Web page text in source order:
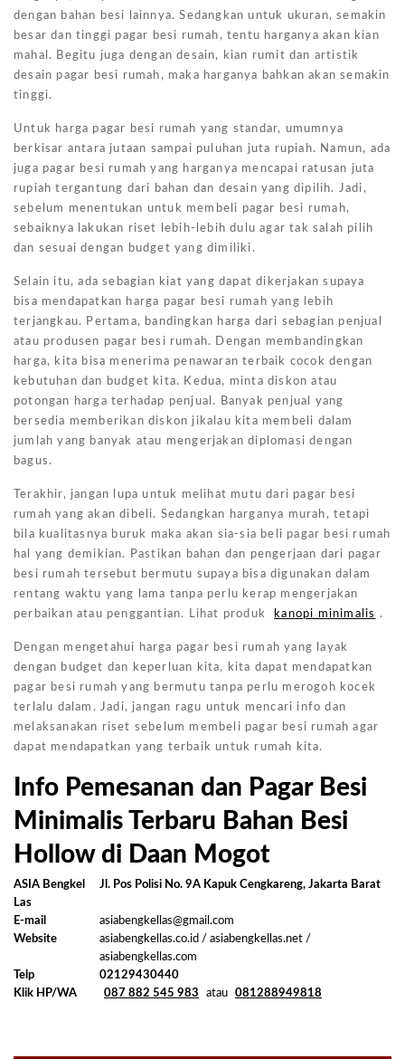
dengan bahan besi lainnya. Sedangkan untuk ukuran, semakin
besar dan tinggi pagar besi rumah, tentu harganya akan kian
mahal. Begitu juga dengan desain, kian rumit dan artistik
desain pagar besi rumah, maka harganya bahkan akan semakin
tinggi.
Untuk harga pagar besi rumah yang standar, umumnya
berkisar antara jutaan sampai puluhan juta rupiah. Namun, ada
juga pagar besi rumah yang harganya mencapai ratusan juta
rupiah tergantung dari bahan dan desain yang dipilih. Jadi,
sebelum menentukan untuk membeli pagar besi rumah,
sebaiknya lakukan riset lebih-lebih dulu agar tak salah pilih
dan sesuai dengan budget yang dimiliki.
Selain itu, ada sebagian kiat yang dapat dikerjakan supaya
bisa mendapatkan harga pagar besi rumah yang lebih
terjangkau. Pertama, bandingkan harga dari sebagian penjual
atau produsen pagar besi rumah. Dengan membandingkan
harga, kita bisa menerima penawaran terbaik cocok dengan
kebutuhan dan budget kita. Kedua, minta diskon atau
potongan harga terhadap penjual. Banyak penjual yang
bersedia memberikan diskon jikalau kita membeli dalam
jumlah yang banyak atau mengerjakan diplomasi dengan
bagus.
Terakhir, jangan lupa untuk melihat mutu dari pagar besi
rumah yang akan dibeli. Sedangkan harganya murah, tetapi
bila kualitasnya buruk maka akan sia-sia beli pagar besi rumah
hal yang demikian. Pastikan bahan dan pengerjaan dari pagar
besi rumah tersebut bermutu supaya bisa digunakan dalam
rentang waktu yang lama tanpa perlu kerap mengerjakan
perbaikan atau penggantian. Lihat produk
kanopi minimalis .
Dengan mengetahui harga pagar besi rumah yang layak
dengan budget dan keperluan kita, kita dapat mendapatkan
pagar besi rumah yang bermutu tanpa perlu merogoh kocek
terlalu dalam. Jadi, jangan ragu untuk mencari info dan
melaksanakan riset sebelum membeli pagar besi rumah agar
dapat mendapatkan yang terbaik untuk rumah kita.
Info Pemesanan dan Pagar Besi
Minimalis Terbaru Bahan Besi
Hollow di Daan Mogot
ASIA Bengkel
Las
Jl. Pos Polisi No. 9A Kapuk Cengkareng, Jakarta Barat
E-mail
asiabengkellas@gmail.com
Website
asiabengkellas.co.id / asiabengkellas.net /
asiabengkellas.com
Telp
02129430440
Klik HP/WA
087 882 545 983 atau 081288949818